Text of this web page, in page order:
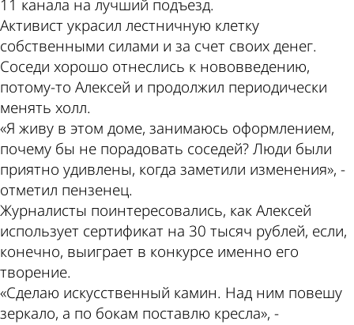
11 канала на лучший подъезд.
Активист украсил лестничную клетку
собственными силами и за счет своих денег.
Соседи хорошо отнеслись к нововведению,
потому-то Алексей и продолжил периодически
менять холл.
«Я живу в этом доме, занимаюсь оформлением,
почему бы не порадовать соседей? Люди были
приятно удивлены, когда заметили изменения», -
отметил пензенец.
Журналисты поинтересовались, как Алексей
использует сертификат на 30 тысяч рублей, если,
конечно, выиграет в конкурсе именно его
творение.
«Сделаю искусственный камин. Над ним повешу
зеркало, а по бокам поставлю кресла», -